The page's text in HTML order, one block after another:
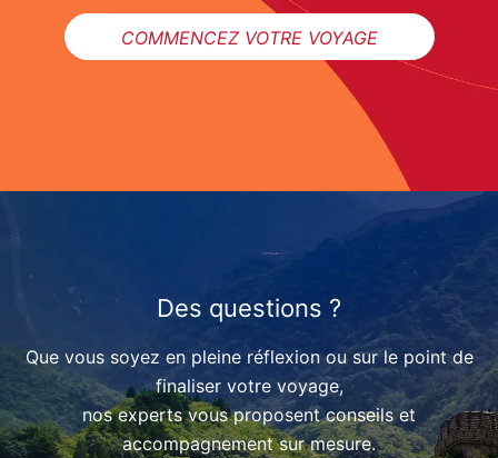
COMMENCEZ VOTRE VOYAGE
Des questions ?
Que vous soyez en pleine réflexion ou sur le point de
finaliser votre voyage,
nos experts vous proposent conseils et
accompagnement sur mesure.